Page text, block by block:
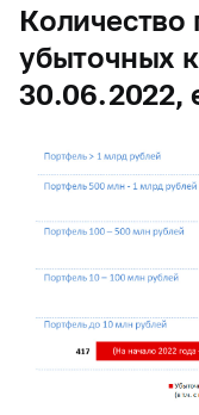
убыточных
30.06.2022,